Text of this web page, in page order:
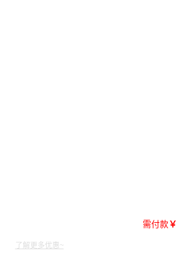
需付款￥
了解更多优惠~